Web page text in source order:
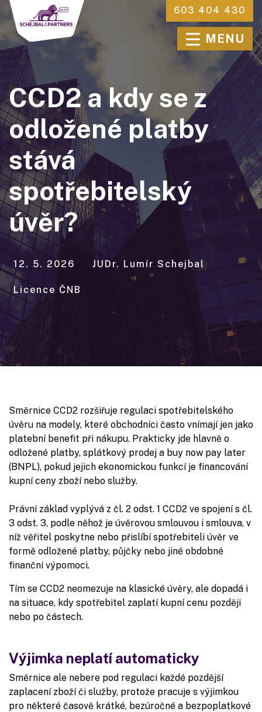
603 404 430
MENU
CCD2 a kdy se z
odložené platby
stává
spotřebitelský
úvěr?
12. 5. 2026 JUDr. Lumír Schejbal
Licence ČNB
Směrnice CCD2 rozšiřuje regulaci spotřebitelského
úvěru na modely, které obchodníci často vnímají jen jako
platební benefit při nákupu. Prakticky jde hlavně o
odložené platby, splátkový prodej a buy now pay later
(BNPL), pokud jejich ekonomickou funkcí je financování
kupní ceny zboží nebo služby.
Právní základ vyplývá z čl. 2 odst. 1 CCD2 ve spojení s čl.
3 odst. 3, podle něhož je úvěrovou smlouvou i smlouva, v
níž věřitel poskytne nebo přislíbí spotřebiteli úvěr ve
formě odložené platby, půjčky nebo jiné obdobné
finanční výpomoci.
Tím se CCD2 neomezuje na klasické úvěry, ale dopadá i
na situace, kdy spotřebitel zaplatí kupní cenu později
nebo po částech.
Výjimka neplatí automaticky
Směrnice ale nebere pod regulaci každé pozdější
zaplacení zboží či služby, protože pracuje s výjimkou
pro některé časově krátké, bezúročné a bezpoplatkové